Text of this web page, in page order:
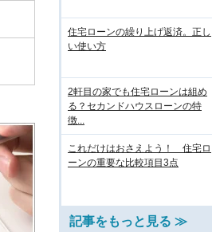
住宅ローンの繰り上げ返済。正し
い使い方
2軒目の家でも住宅ローンは組め
る？セカンドハウスローンの特
徴...
これだけはおさえよう！ 住宅ロ
ーンの重要な比較項目3点
記事をもっと見る ≫